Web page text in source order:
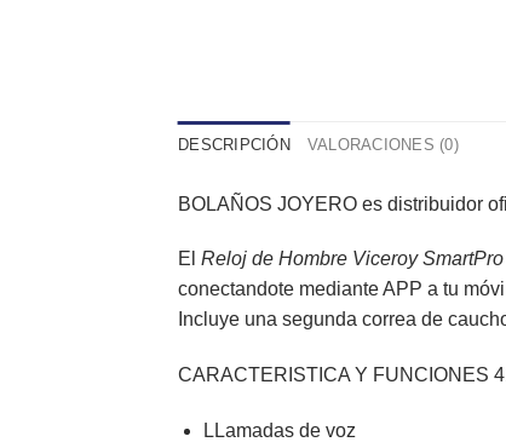
DESCRIPCIÓN VALORACIONES (0)
BOLAÑOS JOYERO es distribuidor
El Reloj de Hombre Viceroy
conectandote mediante APP a tu
Incluye una segunda correa de
CARACTERISTICA Y FUNCIONES
LLamadas de voz